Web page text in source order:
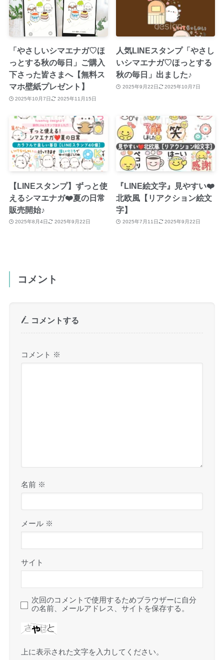
「やさしいシマエナガ♡ほ
っとする秋の毎日」ご購入
下さった皆さまへ【無料ス
マホ壁紙プレゼント】
2025年10月7日 2025年11月15日
人気LINEスタンプ「やさし
いシマエナガ♡ほっとする
秋の毎日」出ました♪
2025年9月22日 2025年10月7日
【LINEスタンプ】ずっと使
えるシマエナガ❤️夏の日常
販売開始♪
2025年8月4日 2025年9月22日
『LINE絵文字』見やすい❤️
北欧風【リアクション絵文
字】
2025年7月11日 2025年9月22日
コメント
コメントする
コメント ※
名前 ※
メール ※
サイト
次回のコメントで使用するためブラウザーに自分
の名前、メールアドレス、サイトを保存する。
上に表示された文字を入力してください。